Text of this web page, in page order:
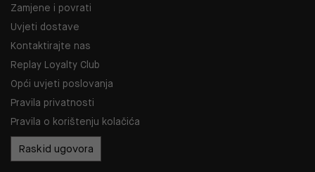
Zamjene i povrati
Uvjeti dostave
Kontaktirajte nas
Replay Loyalty Club
Opći uvjeti poslovanja
Pravila privatnosti
Pravila o korištenju kolačića
Raskid ugovora